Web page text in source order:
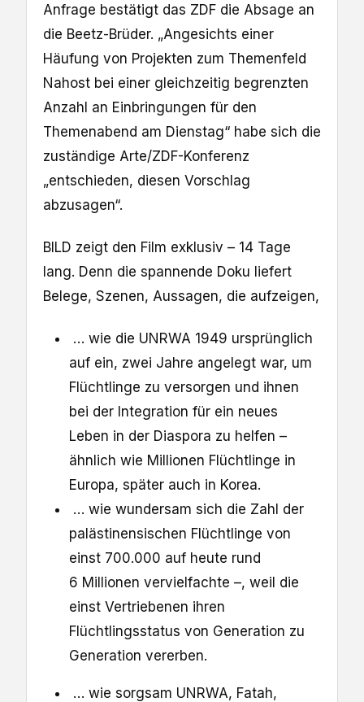
Anfrage bestätigt das ZDF die Absage an
die Beetz-Brüder. „Angesichts einer
Häufung von Projekten zum Themenfeld
Nahost bei einer gleichzeitig begrenzten
Anzahl an Einbringungen für den
Themenabend am Dienstag“ habe sich die
zuständige Arte/ZDF-Konferenz
„entschieden, diesen Vorschlag
abzusagen“.
BILD zeigt den Film exklusiv – 14 Tage
lang. Denn die spannende Doku liefert
Belege, Szenen, Aussagen, die aufzeigen,
… wie die UNRWA 1949 ursprünglich
auf ein, zwei Jahre angelegt war, um
Flüchtlinge zu versorgen und ihnen
bei der Integration für ein neues
Leben in der Diaspora zu helfen –
ähnlich wie Millionen Flüchtlinge in
Europa, später auch in Korea.
… wie wundersam sich die Zahl der
palästinensischen Flüchtlinge von
einst 700.000 auf heute rund
6 Millionen vervielfachte –, weil die
einst Vertriebenen ihren
Flüchtlingsstatus von Generation zu
Generation vererben.
… wie sorgsam UNRWA, Fatah,